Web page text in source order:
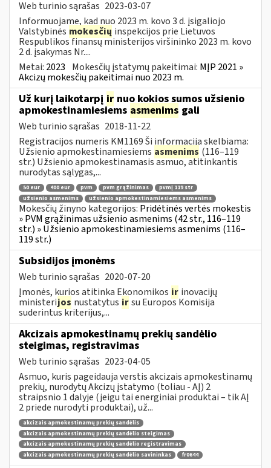
Web turinio sąrašas 2023-03-07
Informuojame, kad nuo 2023 m. kovo 3 d. įsigaliojo
Valstybinės mokesčių inspekcijos prie Lietuvos
Respublikos finansų ministerijos viršininko 2023 m. kovo
2 d. įsakymas Nr....
Metai: 2023 Mokesčių įstatymų pakeitimai: MĮP 2021 »
Akcizų mokesčių pakeitimai nuo 2023 m.
Už kurį laikotarpį ir nuo kokios sumos užsienio
apmokestinamiesiems asmenims gali
Web turinio sąrašas 2018-11-22
Registracijos numeris KM1169 Ši informacija skelbiama:
Užsienio apmokestinamiesiems asmenims (116–119
str.) Užsienio apmokestinamasis asmuo, atitinkantis
nurodytas sąlygas,...
50 eur 400 eur pvm pvm grąžinimas
pvmį 119 str
užsienio asmenims
užsienio apmokestinamiesiems asmenims
Mokesčių žinyno kategorijos: Pridėtinės vertės mokestis
» PVM grąžinimas užsienio asmenims (42 str., 116–119
str.) » Užsienio apmokestinamiesiems asmenims (116–
119 str.)
Subsidijos įmonėms
Web turinio sąrašas 2020-07-20
Įmonės, kurios atitinka Ekonomikos ir inovacijų
ministerijos nustatytus irsu Europos Komisija
suderintus kriterijus,...
Akcizais apmokestinamų prekių sandėlio
steigimas, registravimas
Web turinio sąrašas 2023-04-05
Asmuo, kuris pageidauja verstis akcizais apmokestinamų
prekių, nurodytų Akcizų įstatymo (toliau - AĮ) 2
straipsnio 1 dalyje (jeigu tai energiniai produktai – tik AĮ
2 priede nurodyti produktai), už...
akcizais apmokestinamų prekių sandėlis
akcizais apmokestinamų prekių sandėlio steigimas
akcizais apmokestinamų prekių sandėlio registravimas
akcizais apmokestinamų prekių sandėlio savininkas
fr0644